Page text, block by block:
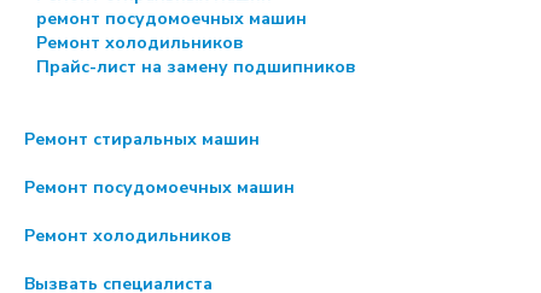
ремонт посудомоечных машин
Ремонт холодильников
Прайс-лист на замену подшипников
Ремонт стиральных машин
Ремонт посудомоечных машин
Ремонт холодильников
Вызвать специалиста